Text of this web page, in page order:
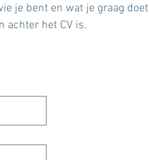
je bent en wat je graag
achter het CV is.